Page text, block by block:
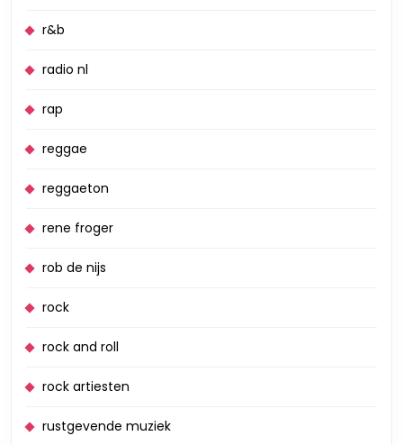
r&b
radio nl
rap
reggae
reggaeton
rene froger
rob de nijs
rock
rock and roll
rock artiesten
rustgevende muziek